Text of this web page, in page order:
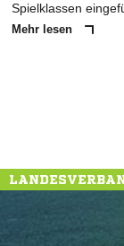
Spielklassen
Mehr lesen